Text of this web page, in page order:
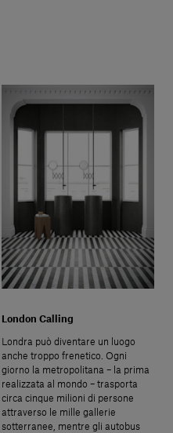
London Calling
Londra può diventare un luogo
anche troppo frenetico. Ogni
giorno la metropolitana – la prima
realizzata al mondo – trasporta
circa cinque milioni di persone
attraverso le mille gallerie
sotterranee, mentre gli autobus